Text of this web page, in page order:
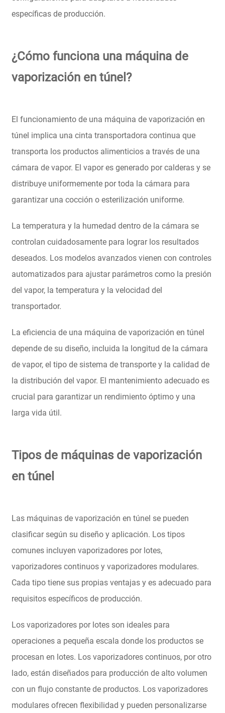
específicas de producción.
¿Cómo funciona una máquina de
vaporización en túnel?
El funcionamiento de una máquina de vaporización en
túnel implica una cinta transportadora continua que
transporta los productos alimenticios a través de una
cámara de vapor. El vapor es generado por calderas y se
distribuye uniformemente por toda la cámara para
garantizar una cocción o esterilización uniforme.
La temperatura y la humedad dentro de la cámara se
controlan cuidadosamente para lograr los resultados
deseados. Los modelos avanzados vienen con controles
automatizados para ajustar parámetros como la presión
del vapor, la temperatura y la velocidad del
transportador.
La eficiencia de una máquina de vaporización en túnel
depende de su diseño, incluida la longitud de la cámara
de vapor, el tipo de sistema de transporte y la calidad de
la distribución del vapor. El mantenimiento adecuado es
crucial para garantizar un rendimiento óptimo y una
larga vida útil.
Tipos de máquinas de vaporización
en túnel
Las máquinas de vaporización en túnel se pueden
clasificar según su diseño y aplicación. Los tipos
comunes incluyen vaporizadores por lotes,
vaporizadores continuos y vaporizadores modulares.
Cada tipo tiene sus propias ventajas y es adecuado para
requisitos específicos de producción.
Los vaporizadores por lotes son ideales para
operaciones a pequeña escala donde los productos se
procesan en lotes. Los vaporizadores continuos, por otro
lado, están diseñados para producción de alto volumen
con un flujo constante de productos. Los vaporizadores
modulares ofrecen flexibilidad y pueden personalizarse